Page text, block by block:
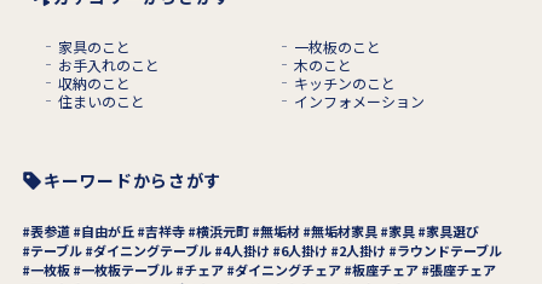
家具のこと
一枚板のこと
お手入れのこと
木のこと
収納のこと
キッチンのこと
住まいのこと
インフォメーション
キーワードからさがす
表参道 自由が丘 吉祥寺 横浜元町 無垢材 無垢材家具 家具
家具選び
テーブル ダイニングテーブル 4人掛け 6人掛け 2人掛け
ラウンドテーブル
一枚板 一枚板テーブル チェア ダイニングチェア 板座チェア 張座チェア